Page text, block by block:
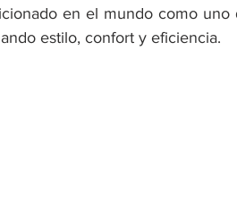
en el mundo como uno
estilo, confort y eficiencia.